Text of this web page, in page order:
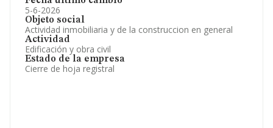
5-6-2026
Objeto social
Actividad inmobiliaria y de la construccion en general
Actividad
Edificación y obra civil
Estado de la empresa
Cierre de hoja registral